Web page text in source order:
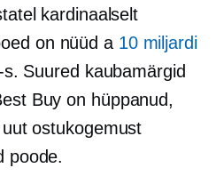
kardinaalselt
on nüüd a 10 miljardi
Suured kaubamärgid
Buy on hüppanud,
ostukogemust
poode.